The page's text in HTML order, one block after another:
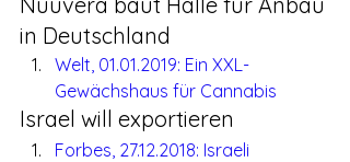
in Deutschland
Welt, 01.01.2019: Ein XXL-
Gewächshaus für Cannabis
Israel will exportieren
Forbes, 27.12.2018: Israeli